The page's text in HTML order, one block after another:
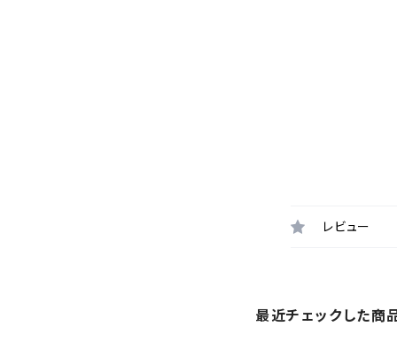
レビュー
最近チェックした商